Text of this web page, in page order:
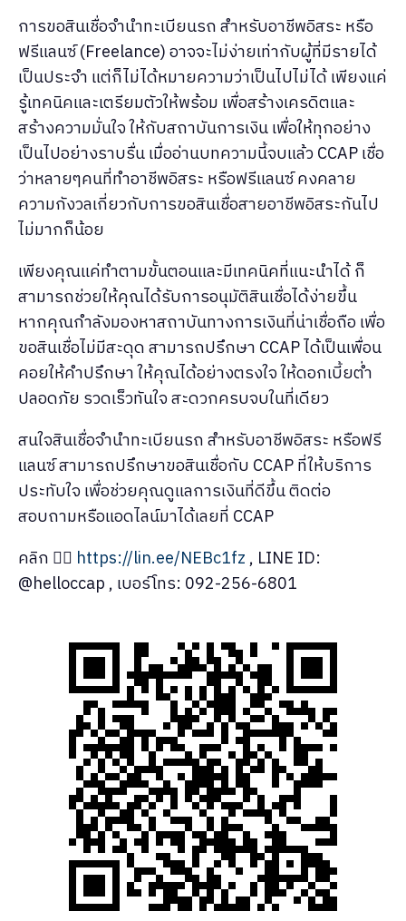
การขอสินเชื่อจำนำทะเบียนรถ สำหรับอาชีพอิสระ หรือ
ฟรีแลนซ์ (Freelance) อาจจะไม่ง่ายเท่ากับผู้ที่มีรายได้
เป็นประจำ แต่ก็ไม่ได้หมายความว่าเป็นไปไม่ได้ เพียงแค่
รู้เทคนิคและเตรียมตัวให้พร้อม เพื่อสร้างเครดิตและ
สร้างความมั่นใจ ให้กับสถาบันการเงิน เพื่อให้ทุกอย่าง
เป็นไปอย่างราบรื่น เมื่ออ่านบทความนี้จบแล้ว CCAP เชื่อ
ว่าหลายๆคนที่ทำอาชีพอิสระ หรือฟรีแลนซ์ คงคลาย
ความกังวลเกี่ยวกับการขอสินเชื่อสายอาชีพอิสระกันไป
ไม่มากก็น้อย
เพียงคุณแค่ทำตามขั้นตอนและมีเทคนิคที่แนะนำได้ ก็
สามารถช่วยให้คุณได้รับการอนุมัติสินเชื่อได้ง่ายขึ้น
หากคุณกำลังมองหาสถาบันทางการเงินที่น่าเชื่อถือ เพื่อ
ขอสินเชื่อไม่มีสะดุด สามารถปรึกษา CCAP ได้เป็นเพื่อน
คอยให้คำปรึกษา ให้คุณได้อย่างตรงใจ ให้ดอกเบี้ยต่ำ
ปลอดภัย รวดเร็วทันใจ สะดวกครบจบในที่เดียว
สนใจสินเชื่อจำนำทะเบียนรถ สำหรับอาชีพอิสระ หรือฟรี
แลนซ์ สามารถปรึกษาขอสินเชื่อกับ CCAP ที่ให้บริการ
ประทับใจ เพื่อช่วยคุณดูแลการเงินที่ดีขึ้น ติดต่อ
สอบถามหรือแอดไลน์มาได้เลยที่ CCAP
คลิก 👉🏻 https://lin.ee/NEBc1fz, LINE ID:
@helloccap , เบอร์โทร: 092-256-6801